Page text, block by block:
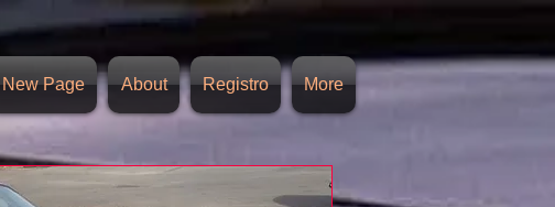
New Page About Registro More